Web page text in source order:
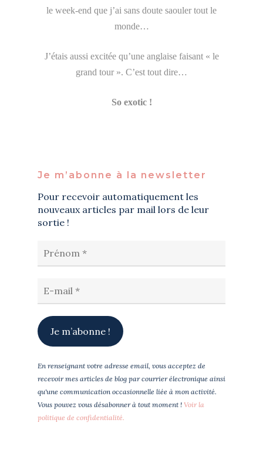
le week-end que j’ai sans doute saouler tout le
monde…
J’étais aussi excitée qu’une anglaise faisant « le
grand tour ». C’est tout dire…
So exotic !
Je m’abonne à la newsletter
Pour recevoir automatiquement les
nouveaux articles par mail lors de leur
sortie !
En renseignant votre adresse email, vous acceptez de
recevoir mes articles de blog par courrier électronique ainsi
qu'une communication occasionnelle liée à mon activité.
Vous pouvez vous désabonner à tout moment ! Voir la
politique de confidentialité.